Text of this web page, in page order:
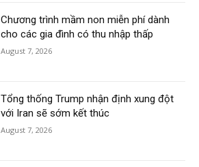
Chương trình mầm non miễn phí dành
cho các gia đình có thu nhập thấp
August 7, 2026
Tổng thống Trump nhận định xung đột
với Iran sẽ sớm kết thúc
August 7, 2026